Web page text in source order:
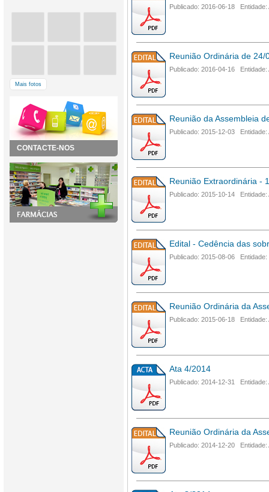
Mais fotos
CONTACTE-NOS
Publicado: 2016-06-18 Entidade:
Reunião Ordinária de 24/
Publicado: 2016-04-16 Entidade:
Reunião da Assembleia
Publicado: 2015-12-03 Entidade:
Reunião Extraordinária -
Publicado: 2015-10-14 Entidade:
Edital - Cedência das
Publicado: 2015-08-06
Reunião Ordinária da
Publicado: 2015-06-18 Entidade:
Ata 4/2014
Publicado: 2014-12-31 Entidade:
Reunião Ordinária da
Publicado: 2014-12-20 Entidade: